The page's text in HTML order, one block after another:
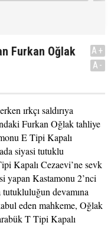
Furkan Oğlak
A+
A-
ırkçı saldırıya
Furkan Oğlak tahliye
E Tipi Kapalı
siyasi tutuklu
Kapalı Cezaevi’ne sevk
yapan Kastamonu 2’nci
devamına
eden mahkeme, Oğlak
T Tipi Kapalı